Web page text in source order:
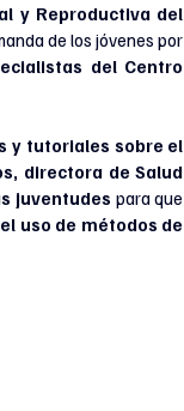
y Reproductiva del
de los jóvenes por
del Centro
y tutoriales sobre el
directora de Salud
juventudes para que
uso de métodos de